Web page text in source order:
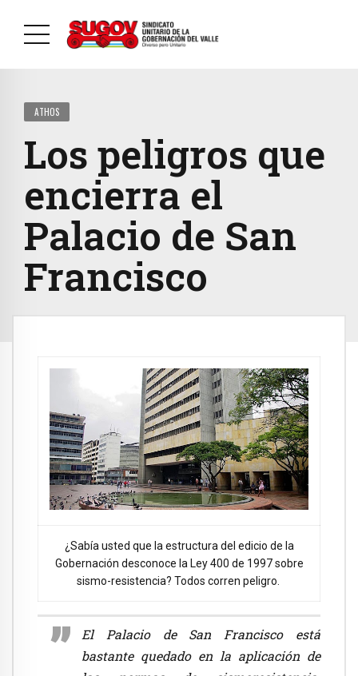
ATHOS
Los peligros que
encierra el
Palacio de San
Francisco
¿Sabía usted que la estructura del edicio de la
Gobernación desconoce la Ley 400 de 1997 sobre
sismo-resistencia? Todos corren peligro.
El Palacio de San Francisco está
bastante quedado en la aplicación de